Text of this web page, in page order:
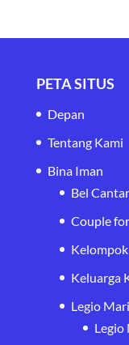
PETA SITUS
Depan
Tentang Kami
Bina Iman
Bel
Couple
Keluarga
Legio
Legio